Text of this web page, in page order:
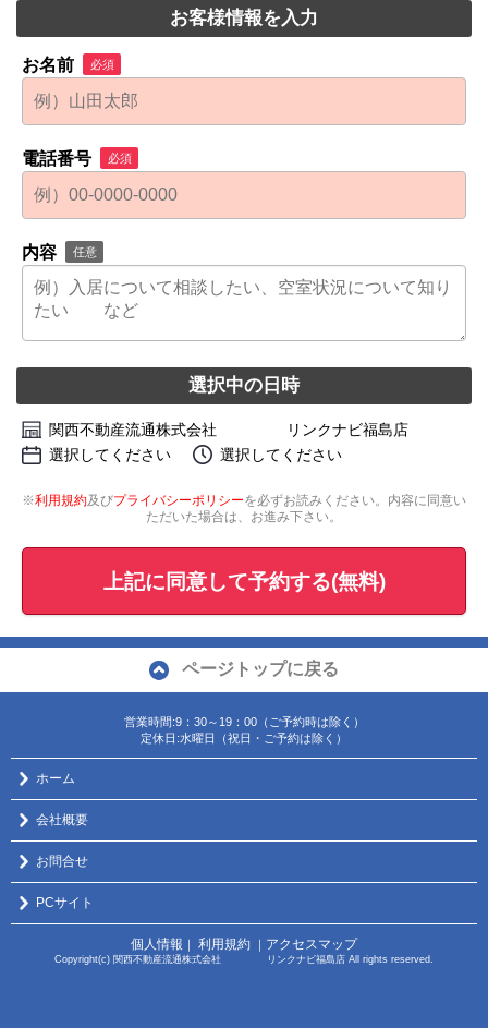
お客様情報を入力
お名前 必須
電話番号 必須
内容 任意
選択中の日時
関西不動産流通株式会社 リンクナビ福島店
選択してください
選択してください
※利用規約及びプライバシーポリシーを必ずお読みください。内容に同意い
ただいた場合は、お進み下さい。
上記に同意して予約する(無料)
ページトップに戻る
営業時間:9：30～19：00（ご予約時は除く）
定休日:水曜日（祝日・ご予約は除く）
ホーム
会社概要
お問合せ
PCサイト
個人情報 ｜ 利用規約 ｜ アクセスマップ
Copyright(c) 関西不動産流通株式会社 リンクナビ福島店 All rights reserved.